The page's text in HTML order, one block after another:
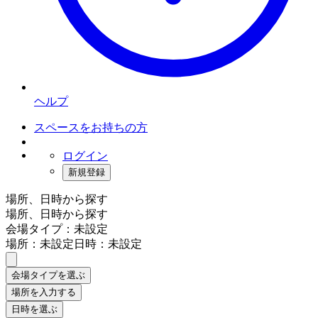
ヘルプ
スペースをお持ちの方
ログイン
新規登録
場所、日時から探す
場所、日時から探す
会場タイプ：未設定
場所：未設定日時：未設定
会場タイプを選ぶ
場所を入力する
日時を選ぶ